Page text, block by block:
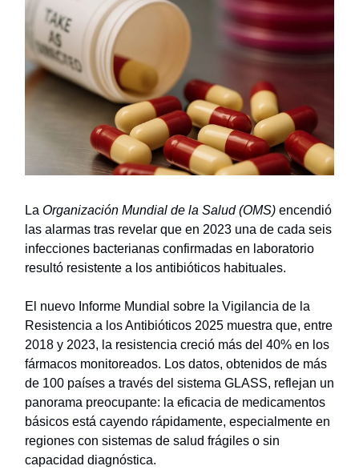
La Organización Mundial de la Salud (OMS) encendió
las alarmas tras revelar que en 2023 una de cada seis
infecciones bacterianas confirmadas en laboratorio
resultó resistente a los antibióticos habituales.
El nuevo Informe Mundial sobre la Vigilancia de la
Resistencia a los Antibióticos 2025 muestra que, entre
2018 y 2023, la resistencia creció más del 40% en los
fármacos monitoreados. Los datos, obtenidos de más
de 100 países a través del sistema GLASS, reflejan un
panorama preocupante: la eficacia de medicamentos
básicos está cayendo rápidamente, especialmente en
regiones con sistemas de salud frágiles o sin
capacidad diagnóstica.